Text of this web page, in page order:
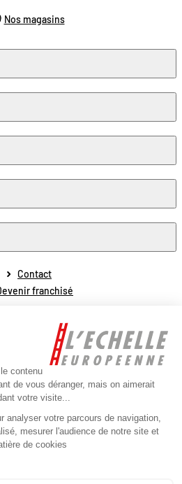
Nos magasins
Contact
franchisé
Conditions générales de vente
des données personnelles